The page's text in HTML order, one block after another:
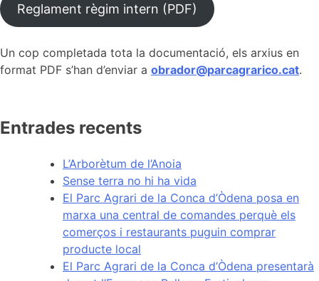
Reglament règim intern (PDF)
Un cop completada tota la documentació, els arxius en
format PDF s’han d’enviar a obrador@parcagrarico.cat.
Entrades recents
L’Arborètum de l’Anoia
Sense terra no hi ha vida
El Parc Agrari de la Conca d’Òdena posa en
marxa una central de comandes perquè els
comerços i restaurants puguin comprar
producte local
El Parc Agrari de la Conca d’Òdena presentarà